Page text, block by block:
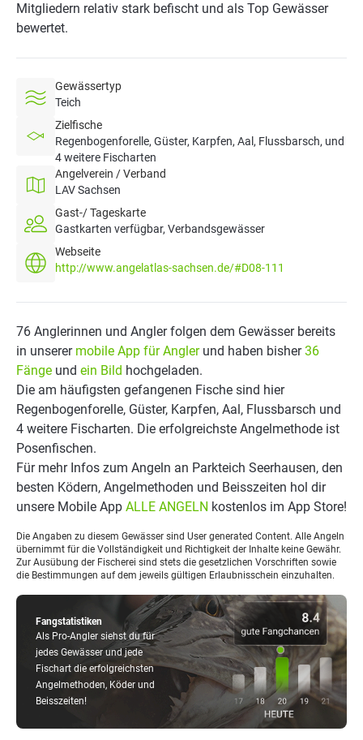
Mitgliedern relativ stark befischt und als Top Gewässer
bewertet.
Gewässertyp
Teich
Zielfische
Regenbogenforelle, Güster, Karpfen, Aal, Flussbarsch, und
4 weitere Fischarten
Angelverein / Verband
LAV Sachsen
Gast-/ Tageskarte
Gastkarten verfügbar, Verbandsgewässer
Webseite
http://www.angelatlas-sachsen.de/#D08-111
Fangstatistiken
Als Pro-Angler siehst du für
jedes Gewässer und jede
Fischart die erfolgreichsten
Angelmethoden, Köder und
Beisszeiten!
76 Anglerinnen und Angler folgen dem Gewässer bereits
in unserer mobile App für Anglerund haben bisher36
Fänge und ein Bild hochgeladen.
Die am häufigsten gefangenen Fische sind hier
Regenbogenforelle, Güster, Karpfen, Aal, Flussbarsch und
4 weitere Fischarten. Die erfolgreichste Angelmethode ist
Posenfischen.
Für mehr Infos zum Angeln an Parkteich Seerhausen, den
besten Ködern, Angelmethoden und Beisszeiten hol dir
unsere Mobile App ALLE ANGELN kostenlos im App Store!
Die Angaben zu diesem Gewässer sind User generated Content. Alle Angeln
übernimmt für die Vollständigkeit und Richtigkeit der Inhalte keine Gewähr.
Zur Ausübung der Fischerei sind stets die gesetzlichen Vorschriften sowie
die Bestimmungen auf dem jeweils gültigen Erlaubnisschein einzuhalten.